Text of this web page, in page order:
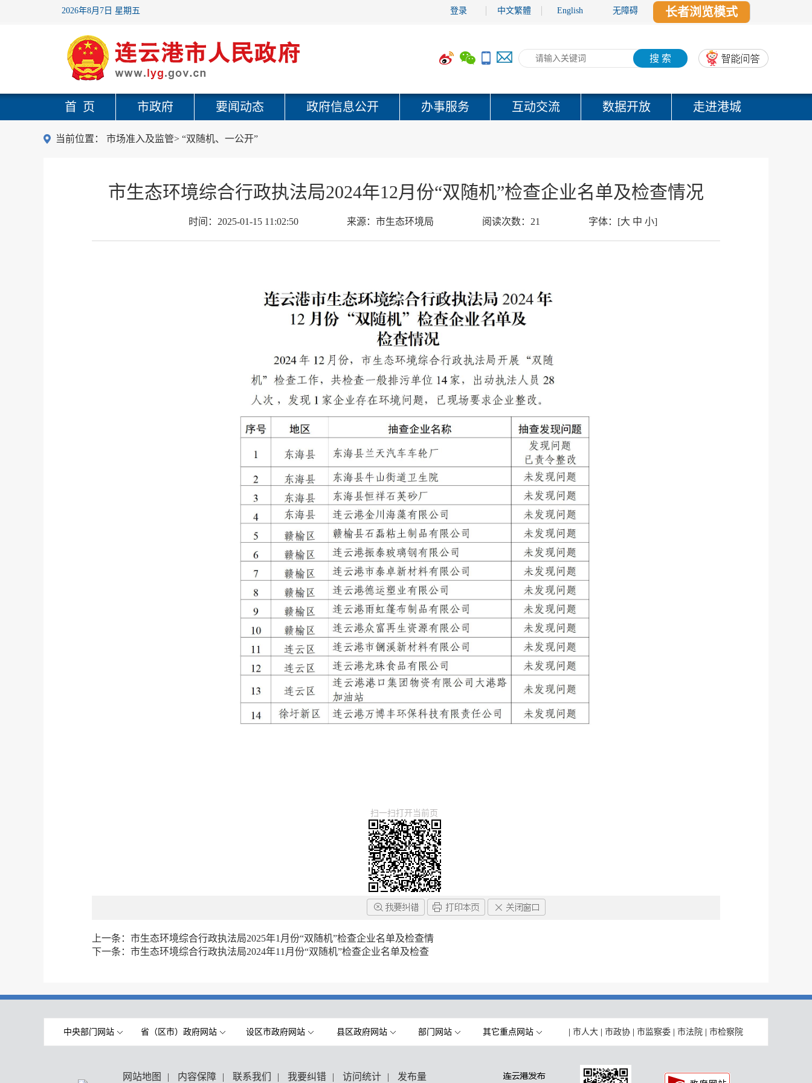
2026年8月7日 星期五 登录 中文繁體 English 无障碍 长者浏览模式
搜 索
首 页 市政府 要闻动态 政府信息公开 办事服务 互动交流 数据开放 走进港城
当前位置： 市场准入及监管> “双随机、一公开”
市生态环境综合行政执法局2024年12月份“双随机”检查企业名单及检查情况
时间： 2025-01-15 11:02:50 来源： 市生态环境局 阅读次数： 21 字体： [大 中 小]
扫一扫打开当前页
上一条： 市生态环境综合行政执法局2025年1月份“双随机”检查企业名单及检查情
下一条： 市生态环境综合行政执法局2024年11月份“双随机”检查企业名单及检查
中央部门网站 省（区市）政府网站 设区市政府网站 县区政府网站 部门网站 其它重点网站 市人大 市政协 市监察委 市法院 市检察院
网站地图 | 内容保障 | 联系我们 | 我要纠错 | 访问统计 | 发布量